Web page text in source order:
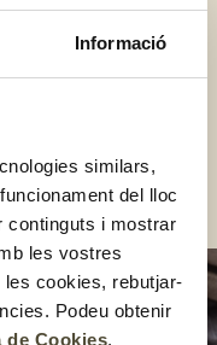
Informació
similars,
del lloc
continguts i mostrar
les vostres
cookies, rebutjar-
Podeu obtenir
de Cookies.
fines.
un plat gran o safata,
i el doble d'oli
el carpaccio.